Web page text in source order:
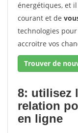
énergétiques, et
courant et de
technologies
accroitre vos
Trouver de
8: utilisez
relation
en ligne